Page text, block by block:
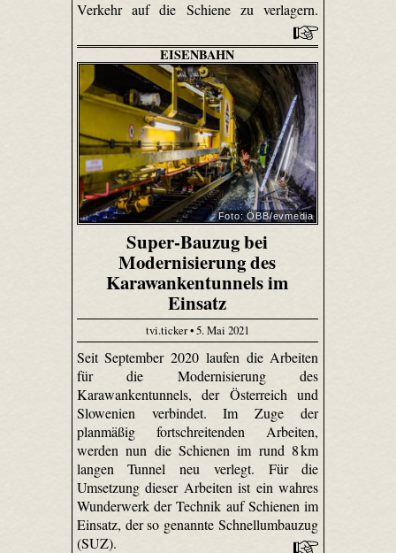
Verkehr auf die Schiene zu verlagern.
EISENBAHN
Foto: ÖBB/evmedia
Super-Bauzug bei
Modernisierung des
Karawankentunnels im
Einsatz
tvi.ticker • 5. Mai 2021
Seit September 2020 laufen die Arbeiten
für die Modernisierung des
Karawankentunnels, der Österreich und
Slowenien verbindet. Im Zuge der
planmäßig fortschreitenden Arbeiten,
werden nun die Schienen im rund 8 km
langen Tunnel neu verlegt. Für die
Umsetzung dieser Arbeiten ist ein wahres
Wunderwerk der Technik auf Schienen im
Einsatz, der so genannte Schnellumbauzug
(SUZ).